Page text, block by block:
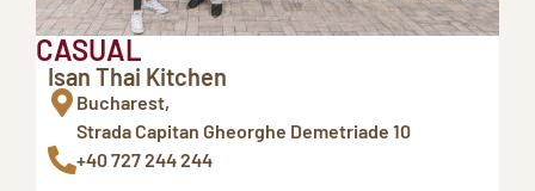
CASUAL
Isan Thai Kitchen
Bucharest,
Strada Capitan Gheorghe Demetriade 10
+40 727 244 244